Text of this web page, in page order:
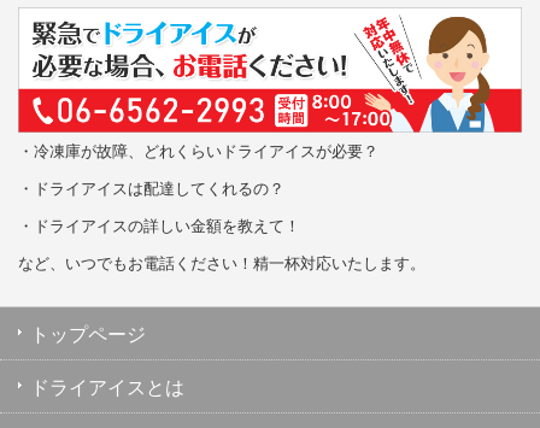
・冷凍庫が故障、どれくらいドライアイスが必要？
・ドライアイスは配達してくれるの？
・ドライアイスの詳しい金額を教えて！
など、いつでもお電話ください！精一杯対応いたします。
トップページ
ドライアイスとは